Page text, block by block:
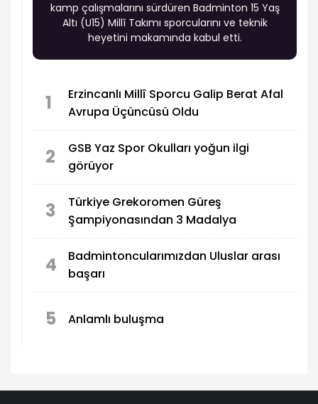
kamp çalışmalarını sürdüren Badminton 15 Yaş
Altı (U15) Millî Takımı sporcularını ve teknik
heyetini makamında kabul etti.
1
Erzincanlı Millî Sporcu Galip Berat Afal
Avrupa Üçüncüsü Oldu
2
GSB Yaz Spor Okulları yoğun ilgi
görüyor
3
Türkiye Grekoromen Güreş
Şampiyonasından 3 Madalya
4
Badmintoncularımızdan Uluslar arası
başarı
5 Anlamlı buluşma